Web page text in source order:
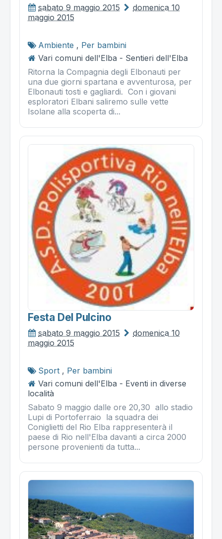
sabato 9 maggio 2015
domenica 10
maggio 2015
Ambiente , Per bambini
Vari comuni dell'Elba - Sentieri dell'Elba
Ritorna la Compagnia degli Elbonauti per
una due giorni spartana e avventurosa, per
Elbonauti tosti e gagliardi. Con i giovani
esploratori Elbani saliremo sulle vette
Isolane alla scoperta di...
Festa Del Pulcino
sabato 9 maggio 2015
domenica 10
maggio 2015
Sport , Per bambini
Vari comuni dell'Elba - Eventi in diverse
località
Sabato 9 maggio dalle ore 20,30 allo stadio
Lupi di Portoferraio la squadra dei
Coniglietti del Rio Elba rappresenterà il
paese di Rio nell'Elba davanti a circa 2000
persone provenienti da tutta...